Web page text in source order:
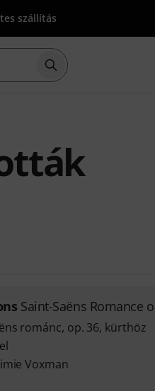
szállítás
Keresés indítása
Saint-Saëns Romance
románc, op. 36, kürthöz
Voxman